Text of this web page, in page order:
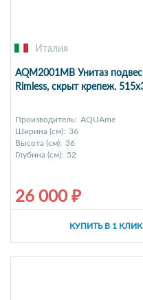
Италия
AQM2001MB Унитаз
Rimless, скрыт крепеж.
Производитель: AQUAme
Ширина (см): 36
Высота (см): 36
Глубина (см): 52
26 000 ₽
КУПИТЬ В 1 КЛИК